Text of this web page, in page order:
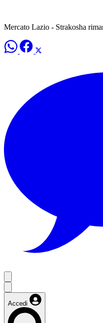
Mercato Lazio - Strakosha
Accedi